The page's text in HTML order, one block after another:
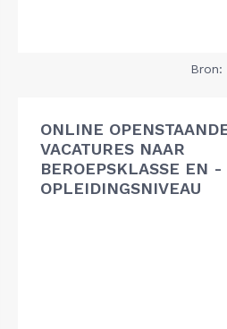
Bron:
ONLINE
VACATURES NAAR
BEROEPSKLASSE EN -
OPLEIDINGSNIVEAU